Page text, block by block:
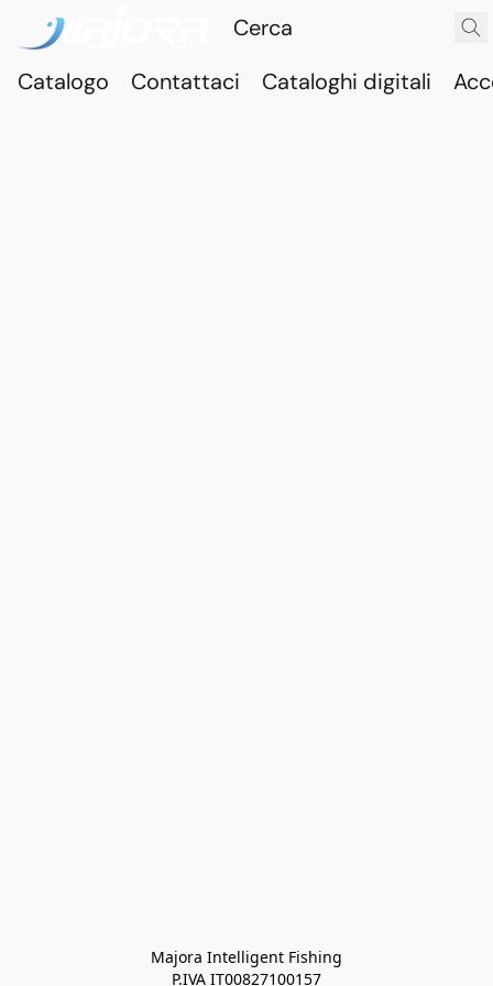
Catalogo Contattaci Cataloghi digitali
Majora Intelligent Fishing
P.IVA IT00827100157